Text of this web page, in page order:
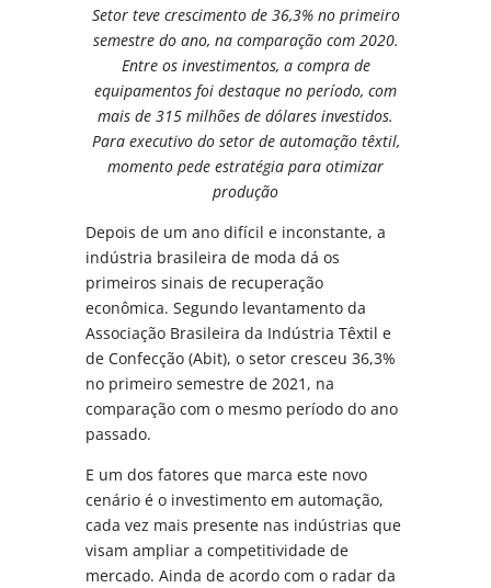
Setor teve crescimento de 36,3% no primeiro
semestre do ano, na comparação com 2020.
Entre os investimentos, a compra de
equipamentos foi destaque no período, com
mais de 315 milhões de dólares investidos.
Para executivo do setor de automação têxtil,
momento pede estratégia para otimizar
produção
Depois de um ano difícil e inconstante, a
indústria brasileira de moda dá os
primeiros sinais de recuperação
econômica. Segundo levantamento da
Associação Brasileira da Indústria Têxtil e
de Confecção (Abit), o setor cresceu 36,3%
no primeiro semestre de 2021, na
comparação com o mesmo período do ano
passado.
E um dos fatores que marca este novo
cenário é o investimento em automação,
cada vez mais presente nas indústrias que
visam ampliar a competitividade de
mercado. Ainda de acordo com o radar da